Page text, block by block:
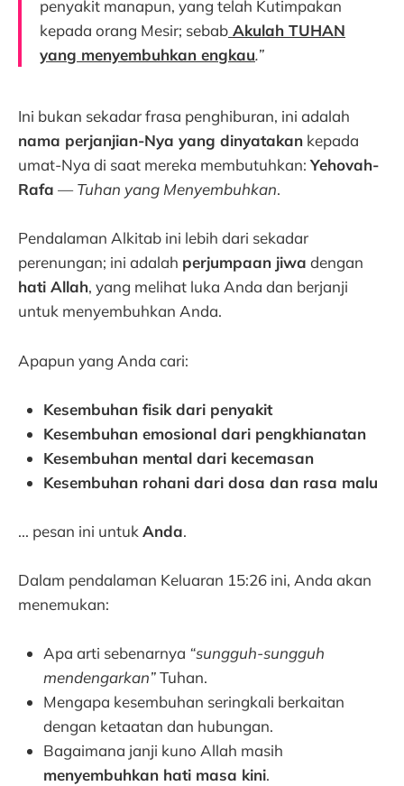
penyakit manapun, yang telah Kutimpakan
kepada orang Mesir; sebab Akulah TUHAN
yang menyembuhkan engkau.”
Ini bukan sekadar frasa penghiburan, ini adalah
nama perjanjian-Nya yang dinyatakan kepada
umat-Nya di saat mereka membutuhkan:Yehovah-
Rafa —Tuhan yang Menyembuhkan.
Pendalaman Alkitab ini lebih dari sekadar
perenungan; ini adalah perjumpaan jiwa dengan
hati Allah, yang melihat luka Anda dan berjanji
untuk menyembuhkan Anda.
Apapun yang Anda cari:
Kesembuhan fisik dari penyakit
Kesembuhan emosional dari pengkhianatan
Kesembuhan mental dari kecemasan
Kesembuhan rohani dari dosa dan rasa malu
... pesan ini untuk Anda.
Dalam pendalaman Keluaran 15:26 ini, Anda akan
menemukan:
Apa arti sebenarnya “sungguh-sungguh
mendengarkan”Tuhan.
Mengapa kesembuhan seringkali berkaitan
dengan ketaatan dan hubungan.
Bagaimana janji kuno Allah masih
menyembuhkan hati masa kini.